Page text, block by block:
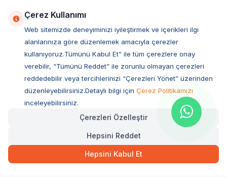
553,00TL Hızlı Teslimat
SEPETE EKLE
Müşteri Hizmetleri
Sıkça Sorulan Sorular
Ovacık Mah. Hacıoğlu Sok. No:13 Başiskele / KOCAELİ
Müşteri Destek Hattı
Çerez Kullanımı
Web sitemizde deneyiminizi iyileştirmek ve içerikleri ilgi
alanlarınıza göre düzenlemek amacıyla çerezler
kullanıyoruz.Tümünü Kabul Et” ile tüm çerezlere onay
verebilir, “Tümünü Reddet” ile zorunlu olmayan çerezleri
reddedebilir veya tercihlerinizi “Çerezleri Yönet” üzerinden
düzenleyebilirsiniz.Detaylı bilgi için Çerez Politikamızı
inceleyebilirsiniz.
Çerezleri Özelleştir
Hepsini Reddet
Hepsini Kabul Et